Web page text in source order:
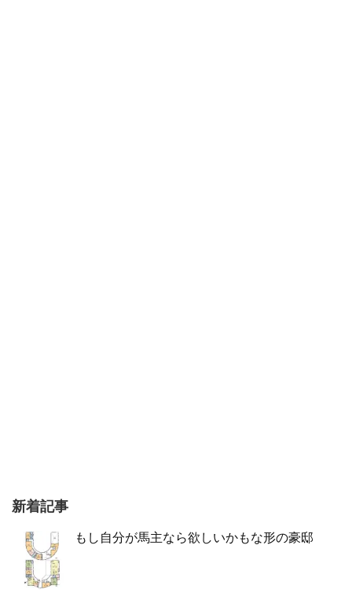
新着記事
もし自分が馬主なら欲しいかもな形の豪邸